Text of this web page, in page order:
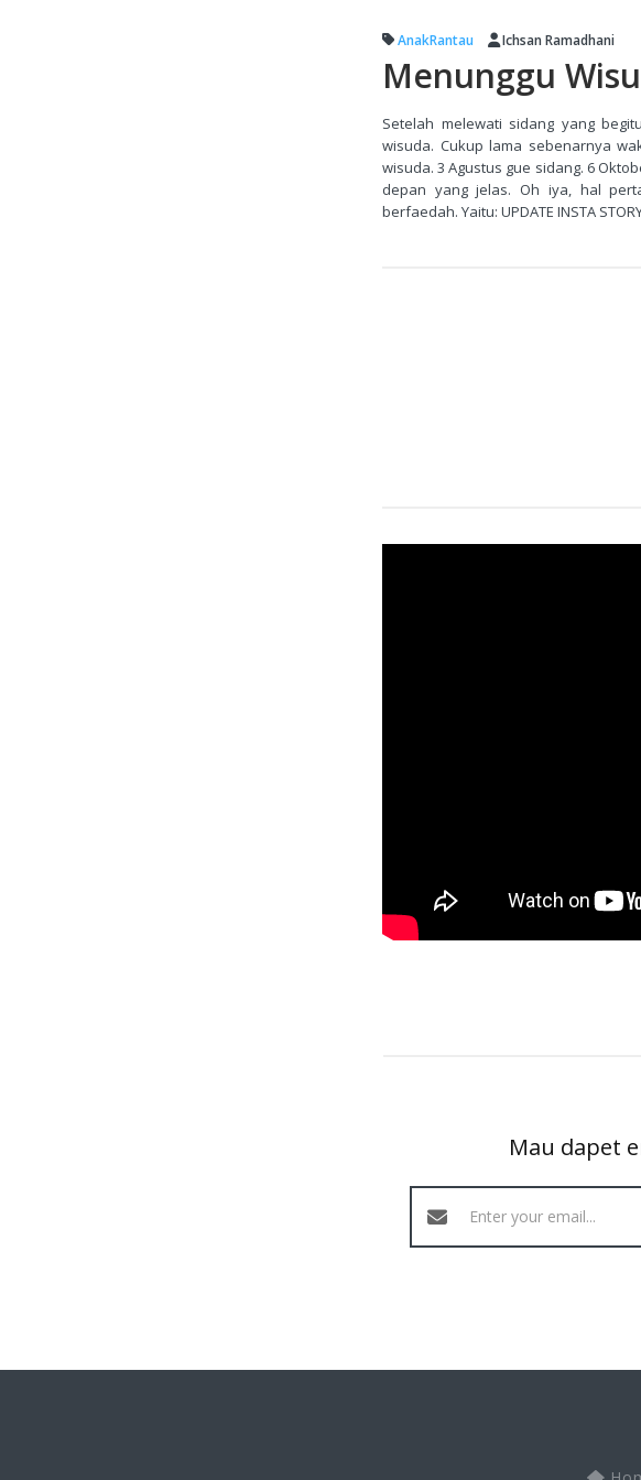
AnakRantau Ichsan Ramadhani
Menunggu
Setelah melewati sidang yang
wisuda. Cukup lama sebenarnya
wisuda. 3 Agustus gue sidang. 6
depan yang jelas. Oh iya, hal
berfaedah. Yaitu: UPDATE INSTA
Mau dapet